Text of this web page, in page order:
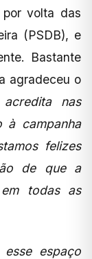
volta das
(PSDB), e
Bastante
agradeceu o
nas
à campanha
felizes
de que a
todas as
esse espaço